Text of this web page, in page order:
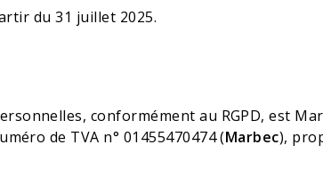
du 31 juillet 2025.
conformément au RGPD, est
de TVA n° 01455470474 (Marbec),